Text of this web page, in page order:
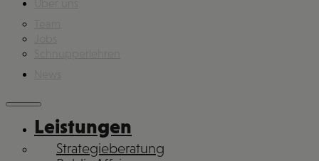
Leistungen
Strategieberatung